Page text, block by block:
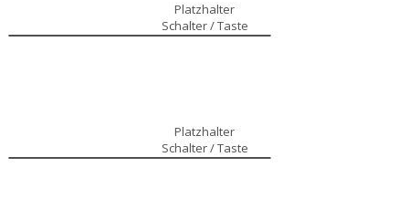
Platzhalter
Schalter / Taste
Platzhalter
Schalter / Taste